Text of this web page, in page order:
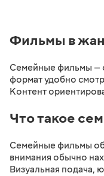
Фильмы в
Семейные фильмы —
формат удобно
Контент
Что такое
Семейные фильмы
внимания обычно
Визуальная подача,